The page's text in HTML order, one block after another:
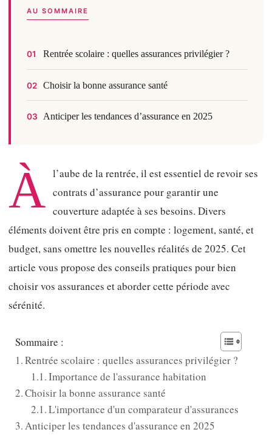
AU SOMMAIRE
01 Rentrée scolaire : quelles assurances privilégier ?
02 Choisir la bonne assurance santé
03 Anticiper les tendances d’assurance en 2025
À l’aube de la rentrée, il est essentiel de revoir ses
contrats d’assurance pour garantir une
couverture adaptée à ses besoins. Divers
éléments doivent être pris en compte : logement, santé, et
budget, sans omettre les nouvelles réalités de 2025. Cet
article vous propose des conseils pratiques pour bien
choisir vos assurances et aborder cette période avec
sérénité.
Sommaire :
Rentrée scolaire : quelles assurances privilégier ?
Importance de l'assurance habitation
Choisir la bonne assurance santé
L'importance d'un comparateur d'assurances
Anticiper les tendances d'assurance en 2025